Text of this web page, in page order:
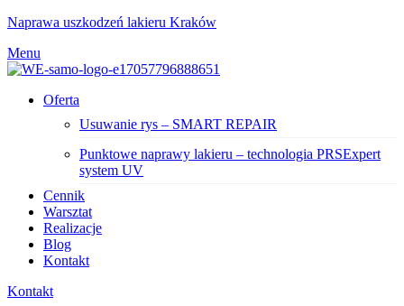
Naprawa uszkodzeń lakieru Kraków
Menu
Oferta
Usuwanie rys – SMART REPAIR
Punktowe naprawy lakieru – technologia PRSExpert
system UV
Cennik
Warsztat
Realizacje
Blog
Kontakt
Kontakt